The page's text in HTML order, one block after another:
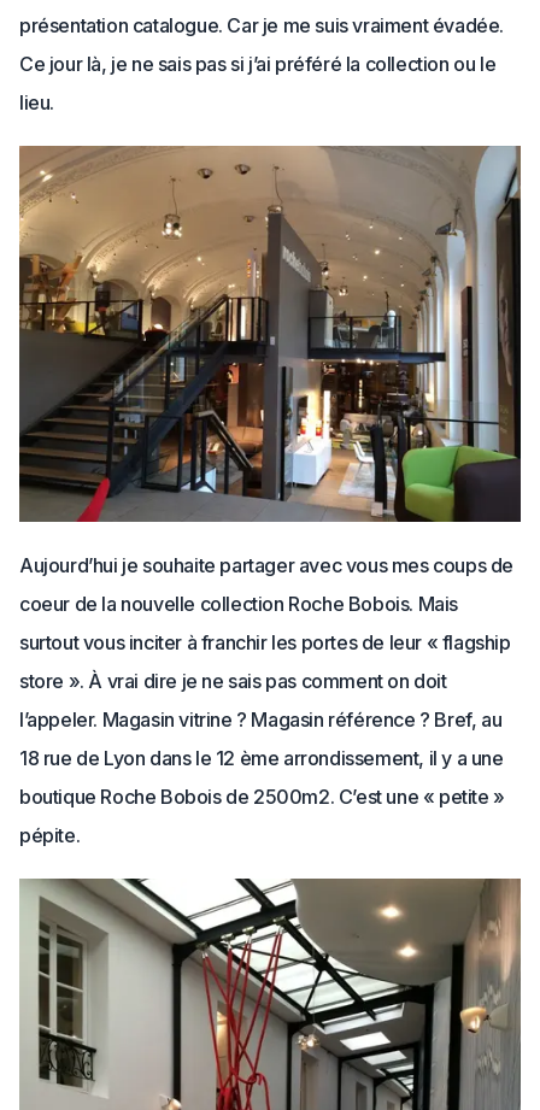
présentation catalogue. Car je me suis vraiment évadée.
Ce jour là, je ne sais pas si j’ai préféré la collection ou le
lieu.
Aujourd’hui je souhaite partager avec vous mes coups de
coeur de la nouvelle collection Roche Bobois. Mais
surtout vous inciter à franchir les portes de leur « flagship
store ». À vrai dire je ne sais pas comment on doit
l’appeler. Magasin vitrine ? Magasin référence ? Bref, au
18 rue de Lyon dans le 12 ème arrondissement, il y a une
boutique Roche Bobois de 2500m2. C’est une « petite »
pépite.